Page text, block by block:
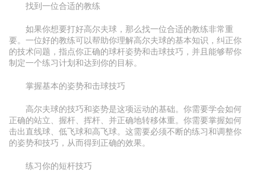
找到一位合适的教练
如果你想要打好高尔夫球，那么找一位合适的教练非常重
要。一位好的教练可以帮助你理解高尔夫球的基本知识，纠正你
的技术问题，指点你正确的球杆姿势和击球技巧，并且能够帮你
制定一个练习计划和达到你的目标。
掌握基本的姿势和击球技巧
高尔夫球的技巧和姿势是这项运动的基础。你需要学会如何
正确的站立、握杆、挥杆、并正确地转移体重。你需要掌握如何
击出直线球、低飞球和高飞球。这需要必须不断的练习和调整你
的姿势和技巧，从而得到正确的效果。
练习你的短杆技巧